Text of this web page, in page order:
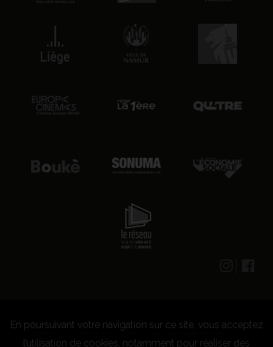
lun. 17 août 2026
mar. 18 août 2026
mar. 18 août 2026
© 2026 CENTRE CULTUREL LES GRIGNOUX ASBL -
Kit presse
Conditions générales d'utilisation
concours
En poursuivant votre navigation sur ce site, vous acceptez
l’utilisation de cookies, notamment pour réaliser des